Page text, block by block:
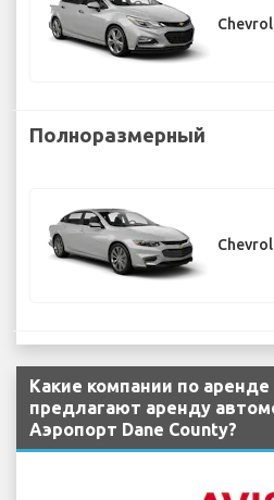
Полноразмерный
Какие компании по
предлагают аренду
Аэропорт Dane County?